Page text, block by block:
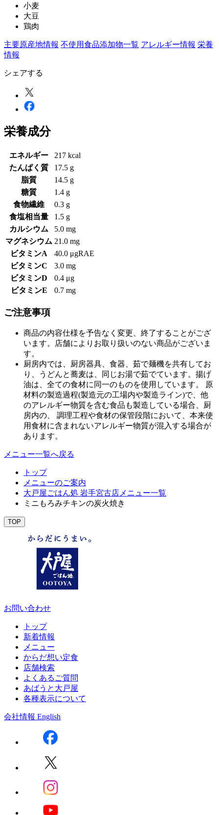
小麦
大豆
鶏肉
主要原産地情報 不使用食品添加物一覧 アレルギー情報 栄養
情報
シェアする
栄養成分
エネルギー
217 kcal
たんぱく質
17.5 g
脂質
14.5 g
糖質
1.4 g
食物繊維
0.3 g
食塩相当量
1.5 g
カルシウム
5.0 mg
マグネシウム 21.0 mg
ビタミンA
40.0 μgRAE
ビタミンC
3.0 mg
ビタミンD
0.4 μg
ビタミンE
0.7 mg
ご注意事項
商品の内容仕様を予告なく変更、終了することがござ
います。店舗によりお取り扱いのない商品がございま
す。
厨房内では、厨房器具、食器、茹で麺機を共有してお
り、うどんと蕎麦は、同じお湯で茹でています。揚げ
油は、全ての食材に同一のものを使用しています。 原
材料の製造過程(製造元の工場内や製造ライン)で、他
のアレルギー物質を含む食品も製造している場合、厨
房内の、 調理工程や食材の保管段階において、本来使
用食材に含まれないアレルギー物質が混入する場合が
あります。
メニュー一覧へ戻る
トップ
メニューのご案内
大戸屋ごはん処 岩手宮古店メニュー一覧
ミニもろみチキンの炭火焼き
TOP
お問い合わせ
トップ
新着情報
メニュー
からだ想い定食
店舗検索
よくあるご質問
あばうと大戸屋
各種表示について
会社情報 English